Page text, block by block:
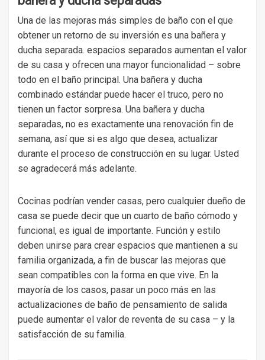
Una de las mejoras más simples de baño con el que
obtener un retorno de su inversión es una bañera y
ducha separada. espacios separados aumentan el valor
de su casa y ofrecen una mayor funcionalidad – sobre
todo en el baño principal. Una bañera y ducha
combinado estándar puede hacer el truco, pero no
tienen un factor sorpresa. Una bañera y ducha
separadas, no es exactamente una renovación fin de
semana, así que si es algo que desea, actualizar
durante el proceso de construcción en su lugar. Usted
se agradecerá más adelante.
Cocinas podrían vender casas, pero cualquier dueño de
casa se puede decir que un cuarto de baño cómodo y
funcional, es igual de importante. Función y estilo
deben unirse para crear espacios que mantienen a su
familia organizada, a fin de buscar las mejoras que
sean compatibles con la forma en que vive. En la
mayoría de los casos, pasar un poco más en las
actualizaciones de baño de pensamiento de salida
puede aumentar el valor de reventa de su casa – y la
satisfacción de su familia.